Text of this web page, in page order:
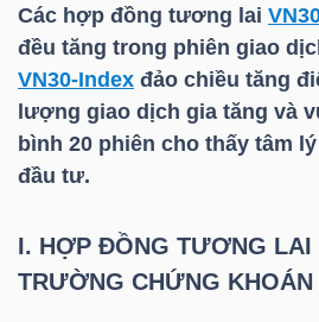
Các hợp đồng tương lai
đều tăng trong phiên giao
VN30-Index đảo chiều tăng
lượng giao dịch gia tăng và
bình 20 phiên cho thấy tâm
đầu tư.
I. HỢP ĐỒNG TƯƠNG LAI
TRƯỜNG CHỨNG KHOÁN
NGHIỆP
BẤT
ĐỘNG
SẢN